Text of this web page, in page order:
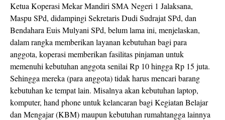
Ketua Koperasi Mekar Mandiri SMA Negeri 1 Jalaksana,
Maspu SPd, didampingi Sekretaris Dudi Sudrajat SPd, dan
Bendahara Euis Mulyani SPd, belum lama ini, menjelaskan,
dalam rangka memberikan layanan kebutuhan bagi para
anggota, koperasi memberikan fasilitas pinjaman untuk
memenuhi kebutuhan anggota senilai Rp 10 hingga Rp 15 juta.
Sehingga mereka (para anggota) tidak harus mencari barang
kebutuhan ke tempat lain. Misalnya akan kebutuhan laptop,
komputer, hand phone untuk kelancaran bagi Kegiatan Belajar
dan Mengajar (KBM) maupun kebutuhan rumahtangga lainnya